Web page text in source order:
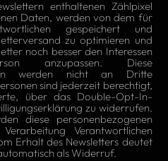
enthaltenen Zählpixel
Daten, werden von dem für
gespeichert und
zu optimieren und
noch besser den Interessen
anzupassen. Diese
werden nicht an Dritte
sind jederzeit berechtigt,
über das Double-Opt-In-
zu widerrufen.
diese personenbezogenen
Verantwortlichen
Erhalt des Newsletters deutet
als Widerruf.